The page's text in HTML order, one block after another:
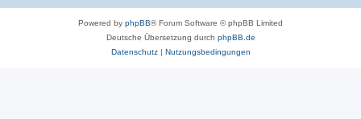
Powered by phpBB® Forum Software © phpBB Limited
Deutsche Übersetzung durch phpBB.de
Datenschutz| Nutzungsbedingungen